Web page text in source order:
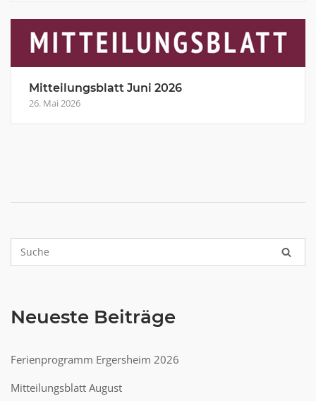
Mitteilungsblatt Juni 2026
26. Mai 2026
Neueste Beiträge
Ferienprogramm Ergersheim 2026
Mitteilungsblatt August